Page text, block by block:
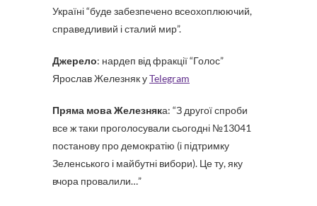
Україні “буде забезпечено всеохоплюючий,
справедливий і сталий мир”.
Джерело: нардеп від фракції “Голос”
Ярослав Железняк уTelegram
Пряма мова Железняка: “З другої спроби
все ж таки проголосували сьогодні №13041
постанову про демократію (і підтримку
Зеленського і майбутні вибори). Це ту, яку
вчора провалили…”